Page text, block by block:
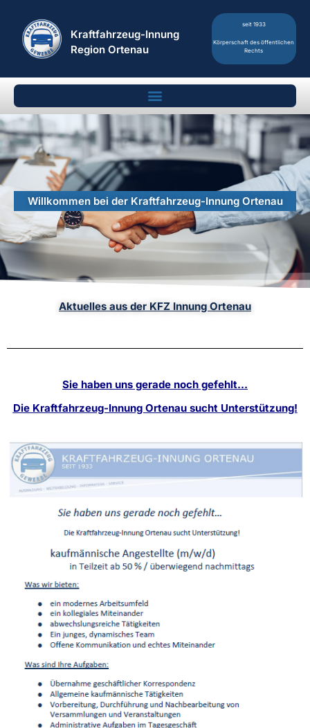
Kraftfahrzeug-Innung
Region Ortenau
seit 1933
Körperschaft des öffentlichen
Rechts
Willkommen bei der Kraftfahrzeug-Innung Ortenau
Aktuelles aus der KFZ Innung Ortenau
Sie haben uns gerade noch gefehlt…
Die Kraftfahrzeug-Innung Ortenau sucht Unterstützung!